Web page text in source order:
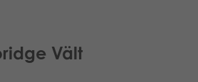
Vält